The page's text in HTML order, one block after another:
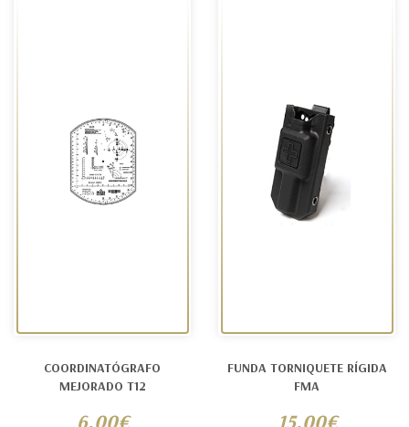
COORDINATÓGRAFO
MEJORADO T12
6.00€
FUNDA TORNIQUETE RÍGIDA
FMA
15.00€